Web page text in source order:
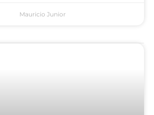
Mauricio Junior